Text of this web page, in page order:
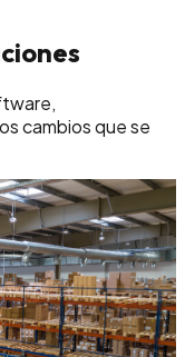
cambios que se